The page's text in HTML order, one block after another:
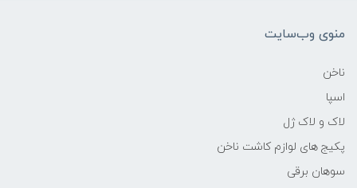
منوی وب‌سایت
ناخن
اسپا
لاک و لاک ژل
پکیج های لوازم کاشت ناخن
سوهان برقی